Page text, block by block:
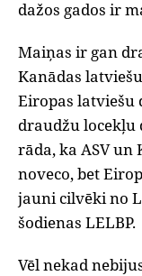
dažos gados ir
Maiņas ir gan
Kanādas
Eiropas latviešu
draudžu locekļu
rāda, ka ASV un
noveco, bet
jauni cilvēki no
šodienas LELBP.
Vēl nekad